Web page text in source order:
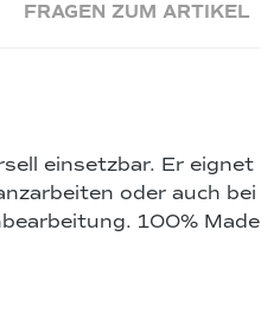
FRAGEN ZUM ARTIKEL
einsetzbar. Er eignet
oder auch bei
100% Made